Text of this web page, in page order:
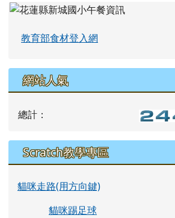
教育部食材登入網
網站人氣
總計：
Scratch教學專區
貓咪走路(用方向鍵)
貓咪踢足球